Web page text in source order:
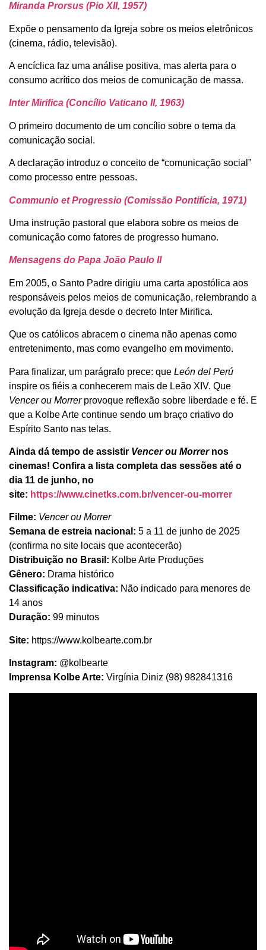
Miranda Prorsus (Pio XII, 1957)
Expõe o pensamento da Igreja sobre os meios eletrônicos
(cinema, rádio, televisão).
A encíclica faz uma análise positiva, mas alerta para o
consumo acrítico dos meios de comunicação de massa.
Inter Mirifica (Concílio Vaticano II, 1963)
O primeiro documento de um concílio sobre o tema da
comunicação social.
A declaração introduz o conceito de “comunicação social”
como processo entre pessoas.
Communio et Progressio (Comissão Pontifícia, 1971)
Uma instrução pastoral que elabora sobre os meios de
comunicação como fatores de progresso humano.
Mensagens do Papa João Paulo II
Em 2005, o Santo Padre dirigiu uma carta apostólica aos
responsáveis pelos meios de comunicação, relembrando a
evolução da Igreja desde o decreto Inter Mirifica.
Que os católicos abracem o cinema não apenas como
entretenimento, mas como evangelho em movimento.
Para finalizar, um parágrafo prece: que León del Perú
inspire os fiéis a conhecerem mais de Leão XIV. Que
Vencer ou Morrerprovoque reflexão sobre liberdade e fé. E
que a Kolbe Arte continue sendo um braço criativo do
Espírito Santo nas telas.
Ainda dá tempo de assistir Vencer ou Morrernos
cinemas! Confira a lista completa das sessões até o
dia 11 de junho, no
site: https://www.cinetks.com.br/vencer-ou-morrer
Filme: Vencer ou Morrer
Semana de estreia nacional: 5 a 11 de junho de 2025
(confirma no site locais que acontecerão)
Distribuição no Brasil: Kolbe Arte Produções
Gênero: Drama histórico
Classificação indicativa: Não indicado para menores de
14 anos
Duração: 99 minutos
Site: https://www.kolbearte.com.br
Instagram: @kolbearte
Imprensa Kolbe Arte: Virgínia Diniz (98) 982841316